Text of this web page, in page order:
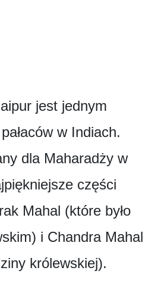
jest jednym
w Indiach.
dla Maharadży w
części
Mahal (które było
i Chandra Mahal
królewskiej).